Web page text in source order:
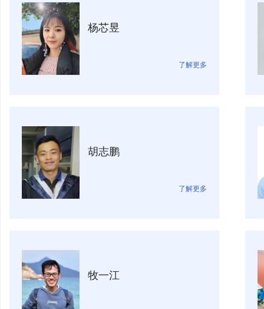
杨芯昱
了解更多
胡志鹏
了解更多
牧一江